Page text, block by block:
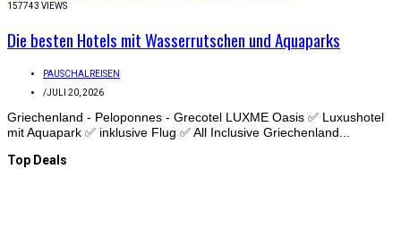
157743 VIEWS
Die besten Hotels mit Wasserrutschen und Aquaparks
PAUSCHALREISEN
/JULI 20, 2026
Griechenland - Peloponnes - Grecotel LUXME Oasis ✅ Luxushotel
mit Aquapark ✅ inklusive Flug ✅ All Inclusive Griechenland...
Top Deals